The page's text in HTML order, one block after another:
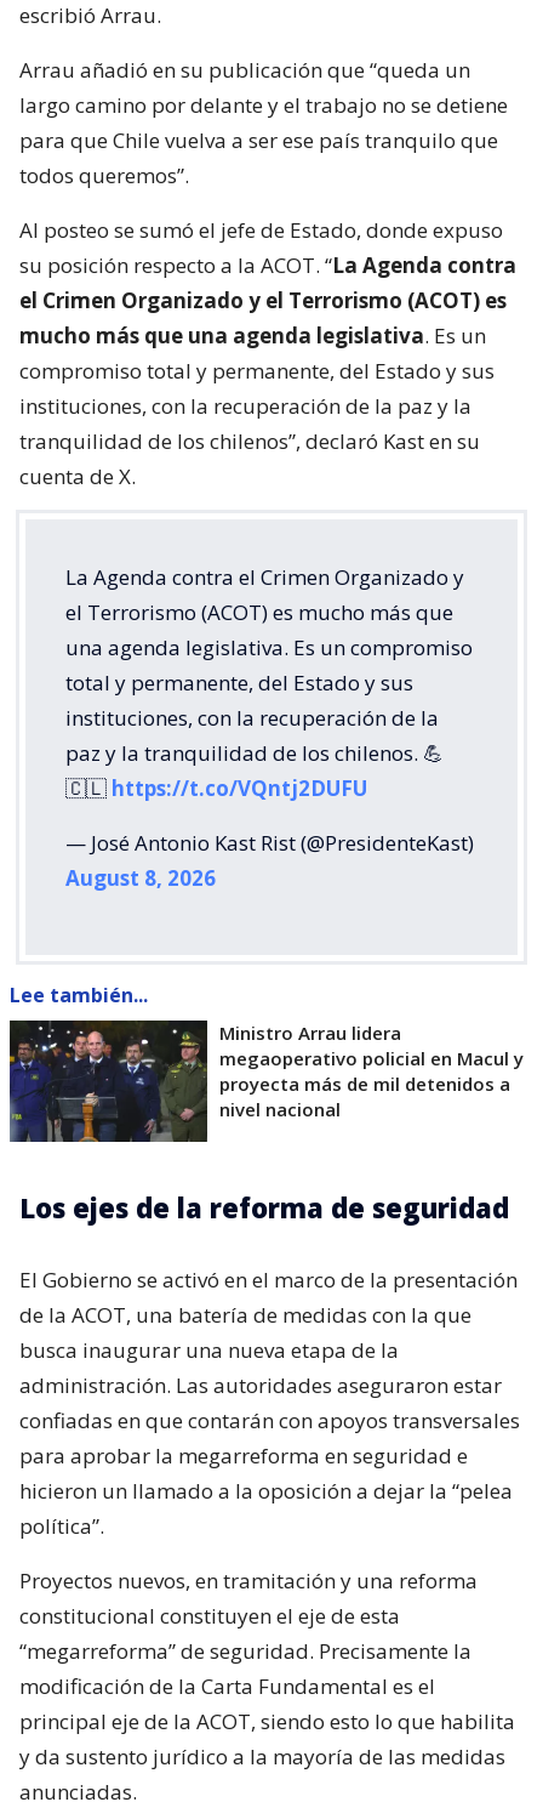
escribió Arrau.
Arrau añadió en su publicación que “queda un
largo camino por delante y el trabajo no se detiene
para que Chile vuelva a ser ese país tranquilo que
todos queremos”.
Al posteo se sumó el jefe de Estado, donde expuso
su posición respecto a la ACOT. “La Agenda contra
el Crimen Organizado y el Terrorismo (ACOT) es
mucho más que una agenda legislativa. Es un
compromiso total y permanente, del Estado y sus
instituciones, con la recuperación de la paz y la
tranquilidad de los chilenos”, declaró Kast en su
cuenta de X.
La Agenda contra el Crimen Organizado y
el Terrorismo (ACOT) es mucho más que
una agenda legislativa. Es un compromiso
total y permanente, del Estado y sus
instituciones, con la recuperación de la
paz y la tranquilidad de los chilenos. 💪
🇨🇱 https://t.co/VQntj2DUFU
— José Antonio Kast Rist (@PresidenteKast)
August 8, 2026
Lee también...
Ministro Arrau lidera
megaoperativo policial en Macul y
proyecta más de mil detenidos a
nivel nacional
Los ejes de la reforma de seguridad
El Gobierno se activó en el marco de la presentación
de la ACOT, una batería de medidas con la que
busca inaugurar una nueva etapa de la
administración. Las autoridades aseguraron estar
confiadas en que contarán con apoyos transversales
para aprobar la megarreforma en seguridad e
hicieron un llamado a la oposición a dejar la “pelea
política”.
Proyectos nuevos, en tramitación y una reforma
constitucional constituyen el eje de esta
“megarreforma” de seguridad. Precisamente la
modificación de la Carta Fundamental es el
principal eje de la ACOT, siendo esto lo que habilita
y da sustento jurídico a la mayoría de las medidas
anunciadas.